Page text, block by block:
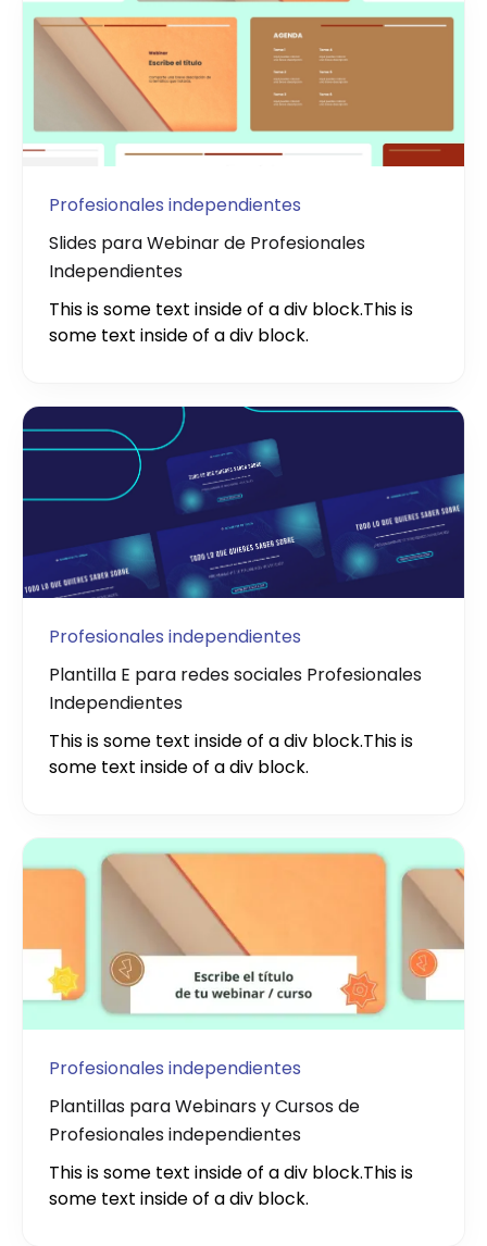
Profesionales independientes
Slides para Webinar de Profesionales
Independientes
This is some text inside of a div block.This is
some text inside of a div block.
Profesionales independientes
Plantilla E para redes sociales Profesionales
Independientes
This is some text inside of a div block.This is
some text inside of a div block.
Profesionales independientes
Plantillas para Webinars y Cursos de
Profesionales independientes
This is some text inside of a div block.This is
some text inside of a div block.